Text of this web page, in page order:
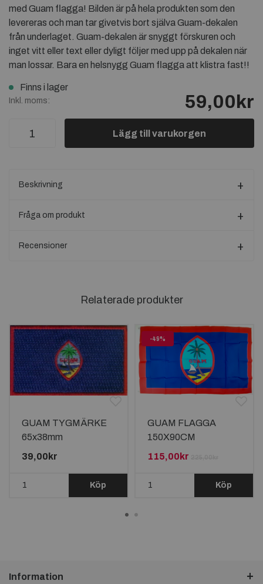
med Guam flagga! Bilden är på hela produkten som den
levereras och man tar givetvis bort själva Guam-dekalen
från underlaget. Guam-dekalen är snyggt förskuren och
inget vitt eller text eller dyligt följer med upp på dekalen när
man lossar. Bara en helsnygg Guam flagga att klistra fast!!
Finns i lager
Inkl. moms: 59,00kr
Lägg till varukorgen
Beskrivning
Fråga om produkt
Recensioner
Relaterade produkter
GUAM TYGMÄRKE
65x38mm
39,00kr
Köp
-49%
GUAM FLAGGA
150X90CM
115,00kr
Köp
Information